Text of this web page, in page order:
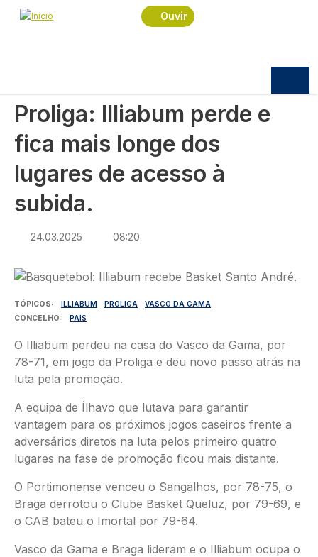
Passar para o conteúdo principal
Ouvir
Navegação estrutural
Início
Desporto
Proliga: Illiabum perde e fica mais longe dos
Proliga: Illiabum perde e
fica mais longe dos
lugares de acesso à
subida.
24.03.2025 08:20
Imagem
TÓPICOS ILLIABUM PROLIGA
VASCO DA GAMA
CONCELHO
PAÍS
O Illiabum perdeu na casa do Vasco da Gama, por
78-71, em jogo da Proliga e deu novo passo atrás na
luta pela promoção.
A equipa de Ílhavo que lutava para garantir
vantagem para os próximos jogos caseiros frente a
adversários diretos na luta pelos primeiro quatro
lugares na fase de promoção ficou mais distante.
O Portimonense venceu o Sangalhos, por 78-75, o
Braga derrotou o Clube Basket Queluz, por 79-69, e
o CAB bateu o Imortal por 79-64.
Vasco da Gama e Braga lideram e o Illiabum ocupa o